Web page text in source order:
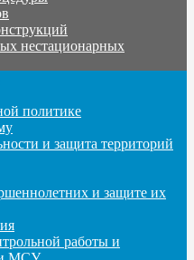
нестационарных
политике
и защита территорий
и защите их
работы и